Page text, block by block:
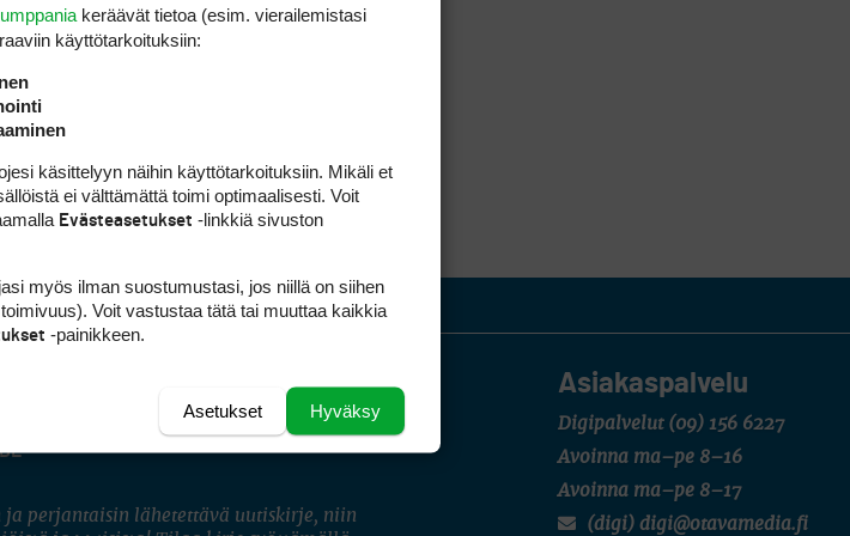
Asiakaspalvelu
Digipalvelut (09) 156 6227
Avoinna ma–pe 8–16
Avoinna ma–pe 8–17
(digi) digi@otavamedia.fi
INSTAGRAM
ja perjantaisin lähetettävä uutiskirje, niin
keräävät tietoa (esim. vierailemis­tasi
käyttötarkoituksiin:
käsittelyyn näihin käyttötarkoituksiin. Mikäli et
ei välttämättä toimi optimaalisesti. Voit
Evästeasetukset -linkkiä sivuston
myös ilman suostumustasi, jos niillä on siihen
Voit vastustaa tätä tai muuttaa kaikkia
-painikkeen.
Hyväksy
Asetukset